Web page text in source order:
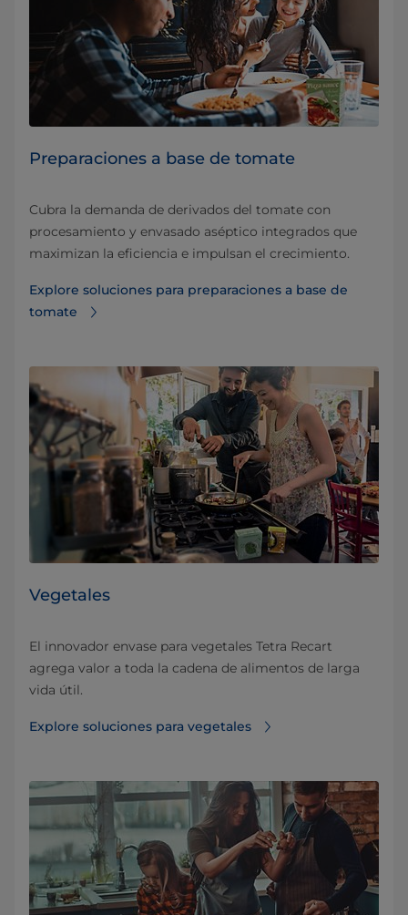
Preparaciones a base de tomate
Cubra la demanda de derivados del tomate con
procesamiento y envasado aséptico integrados que
maximizan la eficiencia e impulsan el crecimiento.
Explore soluciones para preparaciones a base de
tomate
Vegetales
El innovador envase para vegetales Tetra Recart
agrega valor a toda la cadena de alimentos de larga
vida útil.
Explore soluciones para vegetales